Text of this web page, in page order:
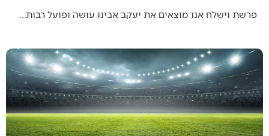
פרשת וישלח אנו מוצאים את יעקב אבינו עושה ופועל רבות…